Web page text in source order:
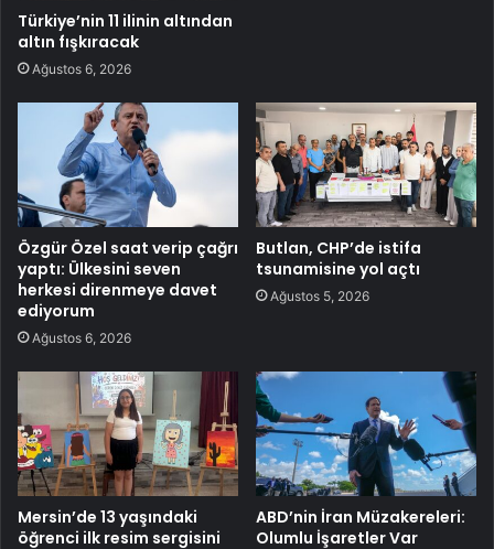
Türkiye’nin 11 ilinin altından
altın fışkıracak
Ağustos 6, 2026
Özgür Özel saat verip çağrı
yaptı: Ülkesini seven
herkesi direnmeye davet
ediyorum
Ağustos 6, 2026
Butlan, CHP’de istifa
tsunamisine yol açtı
Ağustos 5, 2026
Mersin’de 13 yaşındaki
öğrenci ilk resim sergisini
ABD’nin İran Müzakereleri:
Olumlu İşaretler Var